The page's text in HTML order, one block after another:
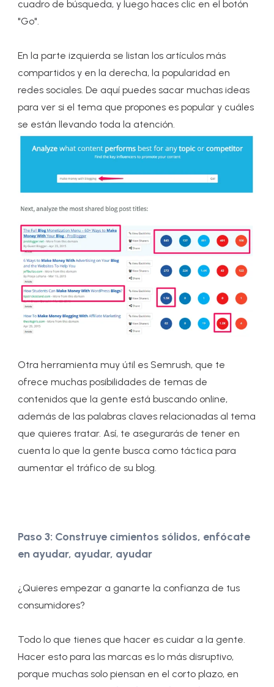
cuadro de búsqueda, y luego haces clic en el botón
"Go".
En la parte izquierda se listan los artículos más
compartidos y en la derecha, la popularidad en
redes sociales. De aquí puedes sacar muchas ideas
para ver si el tema que propones es popular y cuáles
se están llevando toda la atención.
Otra herramienta muy útil es Semrush, que te
ofrece muchas posibilidades de temas de
contenidos que la gente está buscando online,
además de las palabras claves relacionadas al tema
que quieres tratar. Así, te asegurarás de tener en
cuenta lo que la gente busca como táctica para
aumentar el tráfico de su blog.
Paso 3: Construye cimientos sólidos, enfócate
en ayudar, ayudar, ayudar
¿Quieres empezar a ganarte la confianza de tus
consumidores?
Todo lo que tienes que hacer es cuidar a la gente.
Hacer esto para las marcas es lo más disruptivo,
porque muchas solo piensan en el corto plazo, en